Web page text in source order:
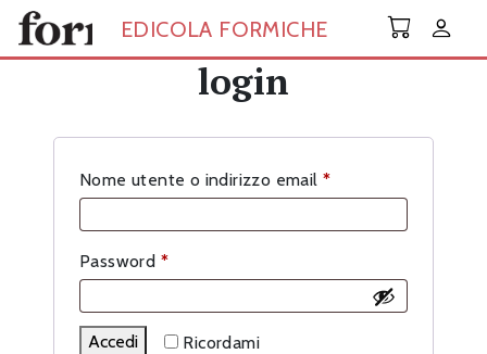
Skip to main content
EDICOLA FORMICHE
login
Nome utente o indirizzo email *Richiesto
Password *Richiesto
Ricordami
Accedi